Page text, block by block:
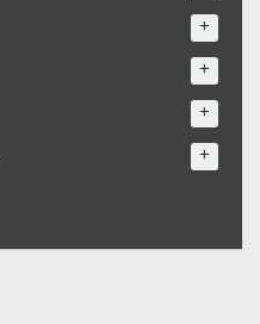
+
+
+
+